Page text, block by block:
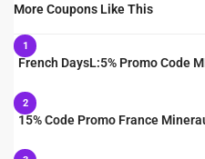
More Coupons Like This
1
French DaysL:5% Promo Code
2
15% Code Promo France